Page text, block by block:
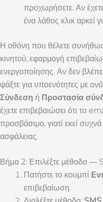
προχωρήσετε. Αν
ένα λάθος κλικ αρκεί
Η οθόνη που θέλετε συνήθως
κινητού, εφαρμογή
ενεργοποίησης. Αν δεν
ψάξτε για υποενότητες με
Σύνδεση ή Προστασία
έχετε επιβεβαιώσει ότι το
προσβάσιμο, γιατί εκεί
ασφάλειας.
Βήμα 2: Επιλέξτε μέθοδο —
Πατήστε το κουμπί
επιβεβαίωση.